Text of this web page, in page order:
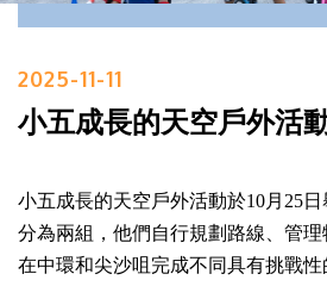
2025-11-11
小五成長的天空戶外活
小五成長的天空戶外活動於10月25
分為兩組，他們自行規劃路線、管理
在中環和尖沙咀完成不同具有挑戰性